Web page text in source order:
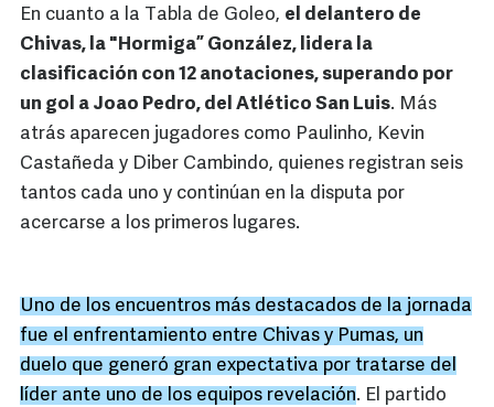
En cuanto a la Tabla de Goleo, el delantero de
Chivas, la "Hormiga” González, lidera la
clasificación con 12 anotaciones, superando por
un gol a Joao Pedro, del Atlético San Luis. Más
atrás aparecen jugadores como Paulinho, Kevin
Castañeda y Diber Cambindo, quienes registran seis
tantos cada uno y continúan en la disputa por
acercarse a los primeros lugares.
Uno de los encuentros más destacados de la jornada
fue el enfrentamiento entre Chivas y Pumas, un
duelo que generó gran expectativa por tratarse del
líder ante uno de los equipos revelación. El partido